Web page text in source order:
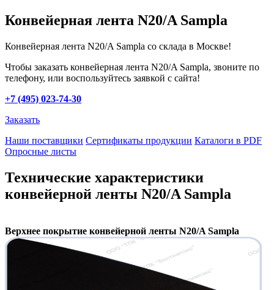
Конвейерная лента N20/A Sampla
Конвейерная лента N20/A Sampla со склада в Москве!
Чтобы заказать конвейерная лента N20/A Sampla, звоните по
телефону, или воспользуйтесь заявкой с сайта!
+7 (495) 023-74-30
Заказать
Наши поставщики Сертификаты продукции Каталоги в PDF
Опросные листы
Технические характеристики
конвейерной ленты N20/A Sampla
Верхнее покрытие конвейерной ленты N20/A Sampla